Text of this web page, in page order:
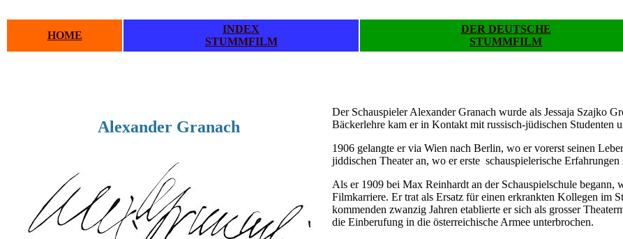
HOME
INDEX
STUMMFILM
DER DEUTSCHE
STUMMFILM
Alexander Granach
Der Schauspieler Alexander Granach wurde als Jessaja Szajko
Bäckerlehre kam er in Kontakt mit russisch-jüdischen Studenten
1906 gelangte er via Wien nach Berlin, wo er vorerst seinen
jiddischen Theater an, wo er erste schauspielerische Erfahrungen
Als er 1909 bei Max Reinhardt an der Schauspielschule begann,
Filmkarriere. Er trat als Ersatz für einen erkrankten Kollegen im
kommenden zwanzig Jahren etablierte er sich als grosser
die Einberufung in die österreichische Armee unterbrochen.